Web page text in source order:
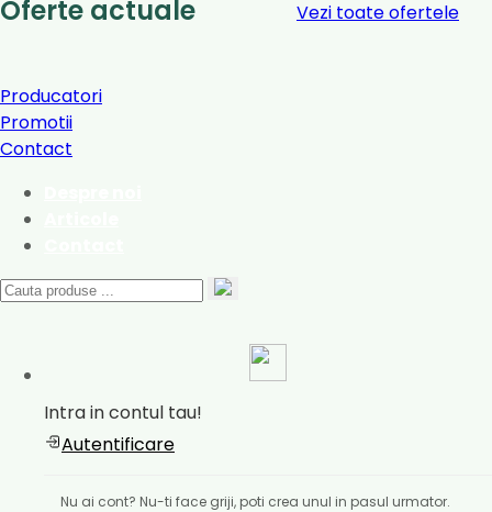
Oferte actuale Vezi toate ofertele
Producatori
Promotii
Contact
Intra in contul tau!
Autentificare
Nu ai cont? Nu-ti face griji, poti crea unul in pasul urmator.